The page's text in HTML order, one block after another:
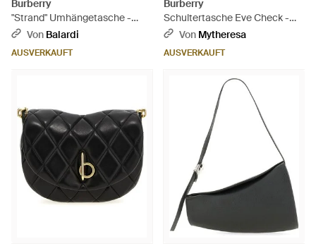
Burberry
"Strand" Umhängetasche -
Schwarz
Von Balardi
AUSVERKAUFT
Burberry
Schultertasche Eve Check -
GrünVon Mytheresa
AUSVERKAUFT